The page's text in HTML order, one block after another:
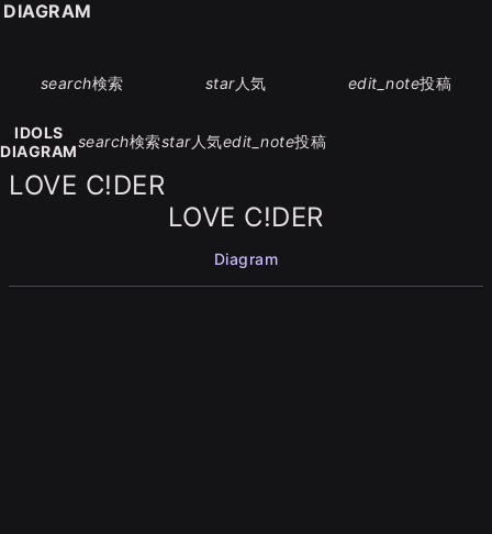
search検索 star人気 edit_note投稿
IDOLS
DIAGRAM
search検索star人気edit_note投稿
LOVE C!DER
LOVE C!DER
Diagram